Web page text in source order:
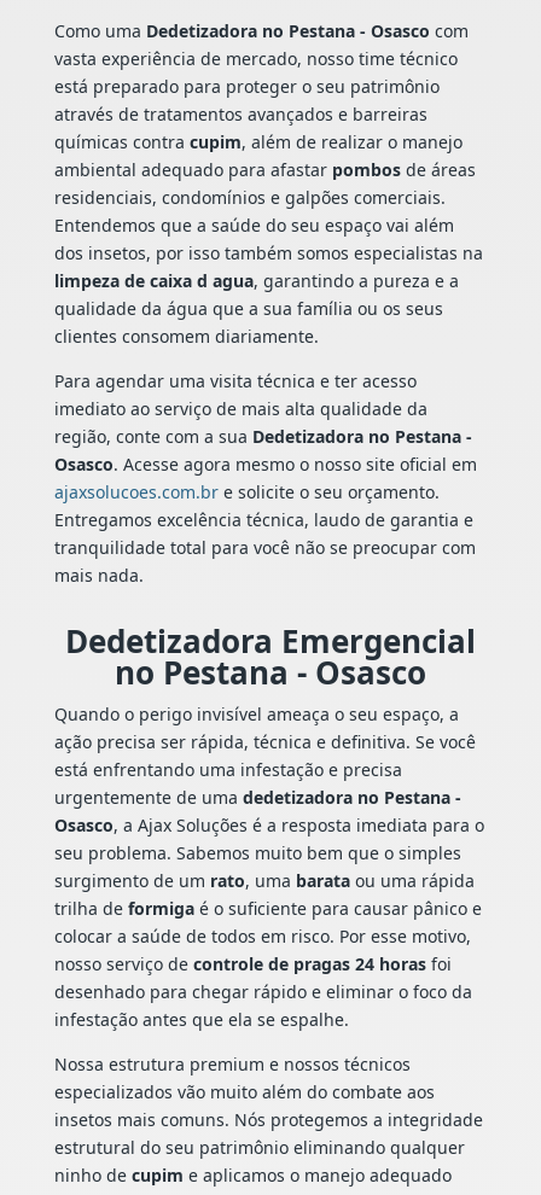
Como uma Dedetizadora no Pestana - Osasco com
vasta experiência de mercado, nosso time técnico
está preparado para proteger o seu patrimônio
através de tratamentos avançados e barreiras
químicas contra cupim, além de realizar o manejo
ambiental adequado para afastar pombosde áreas
residenciais, condomínios e galpões comerciais.
Entendemos que a saúde do seu espaço vai além
dos insetos, por isso também somos especialistas na
limpeza de caixa d agua, garantindo a pureza e a
qualidade da água que a sua família ou os seus
clientes consomem diariamente.
Para agendar uma visita técnica e ter acesso
imediato ao serviço de mais alta qualidade da
região, conte com a sua Dedetizadora no Pestana -
Osasco. Acesse agora mesmo o nosso site oficial em
ajaxsolucoes.com.bre solicite o seu orçamento.
Entregamos excelência técnica, laudo de garantia e
tranquilidade total para você não se preocupar com
mais nada.
Dedetizadora Emergencial
no Pestana - Osasco
Quando o perigo invisível ameaça o seu espaço, a
ação precisa ser rápida, técnica e definitiva. Se você
está enfrentando uma infestação e precisa
urgentemente de uma dedetizadora no Pestana -
Osasco, a Ajax Soluções é a resposta imediata para o
seu problema. Sabemos muito bem que o simples
surgimento de um rato, uma barataou uma rápida
trilha de formigaé o suficiente para causar pânico e
colocar a saúde de todos em risco. Por esse motivo,
nosso serviço de controle de pragas 24 horasfoi
desenhado para chegar rápido e eliminar o foco da
infestação antes que ela se espalhe.
Nossa estrutura premium e nossos técnicos
especializados vão muito além do combate aos
insetos mais comuns. Nós protegemos a integridade
estrutural do seu patrimônio eliminando qualquer
ninho de cupim e aplicamos o manejo adequado